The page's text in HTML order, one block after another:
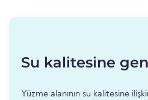
Su kalitesine
Yüzme alanının su kalitesine